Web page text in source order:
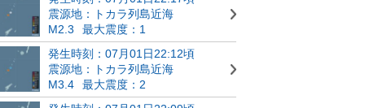
震源地：トカラ列島近海
M2.3
最大震度：1
発生時刻：07月01日22:12頃
震源地：トカラ列島近海
M3.4
最大震度：2